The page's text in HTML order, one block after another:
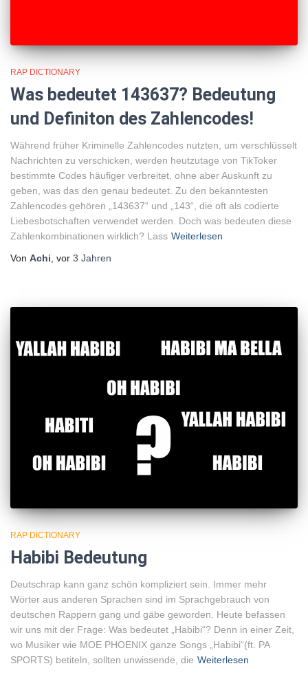
RAP DICTIONARY
Was bedeutet 143637? Bedeutung
und Definiton des Zahlencodes!
Während früher Kriminelle Zahlencodes nutzten, um verschlüsselt
Nachrichten zu verschicken, werden heutzutage von TikToker
bestimmte Codes häufiger verbreitet, ohne aber Auskunft zu
geben, was das den genau bedeutet. Zu den bekanntesten
Zahlencodes gehören „143637“ und „143“, die oft als codierte
Liebesbotschaften verwendet werden. Doch was bedeuten diese
Zahlenkombinationen wirklich? Lass Weiterlesen
Von Achi , vor 3 Jahren
RAP DICTIONARY
Habibi Bedeutung
Deutschrap kann ganz schön kompliziert sein. Immer mehr
Wörter aus anderen Sprachen sind im Sprachgebrauch von
deutschen Rappern gang und gäbe geworden. Heute befassen
wir uns mit der Frage: Was bedeutet „Habibi“? Denn in einer Zeit,
wo Musiker wie MOE PHOENIX ganze Songs „Habibi“(ft. PA
SPORTS) betiteln, sollten unwissende, die Weiterlesen